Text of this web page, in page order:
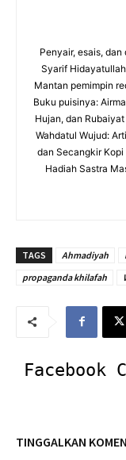
Penyair, esais,
Syarif
Mantan pemimpin
Buku puisinya:
Hujan, dan
Wahdatul Wujud:
dan Secangkir
Hadiah Sastra
TAGS Ahmadiyah
propaganda khilafah
Facebook
TINGGALKAN